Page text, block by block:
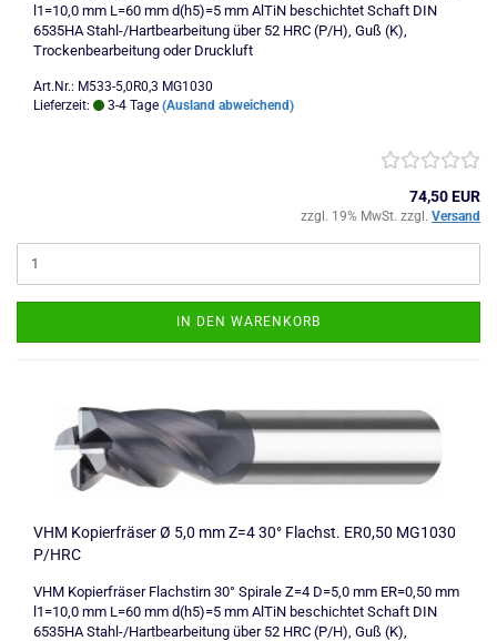
l1=10,0 mm L=60 mm d(h5)=5 mm AlTiN beschichtet Schaft DIN
6535HA Stahl-/Hartbearbeitung über 52 HRC (P/H), Guß (K),
Trockenbearbeitung oder Druckluft
Art.Nr.: M533-5,0R0,3 MG1030
Lieferzeit:
3-4 Tage (Ausland abweichend)
74,50 EUR
zzgl. 19% MwSt. zzgl. Versand
IN DEN WARENKORB
VHM Kopierfräser Ø 5,0 mm Z=4 30° Flachst. ER0,50 MG1030
P/HRC
VHM Kopierfräser Flachstirn 30° Spirale Z=4 D=5,0 mm ER=0,50 mm
l1=10,0 mm L=60 mm d(h5)=5 mm AlTiN beschichtet Schaft DIN
6535HA Stahl-/Hartbearbeitung über 52 HRC (P/H), Guß (K),